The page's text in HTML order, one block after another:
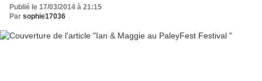
Publié le 17/03/2014 à 21:15
Par sophie17036